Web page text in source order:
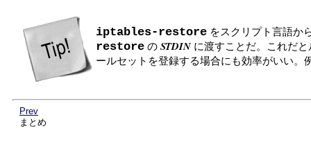
iptables-restore をスクリプト言語か
restore の STDIN に渡すことだ。これだ
ールセットを登録する場合にも効率がいい。
Prev
まとめ